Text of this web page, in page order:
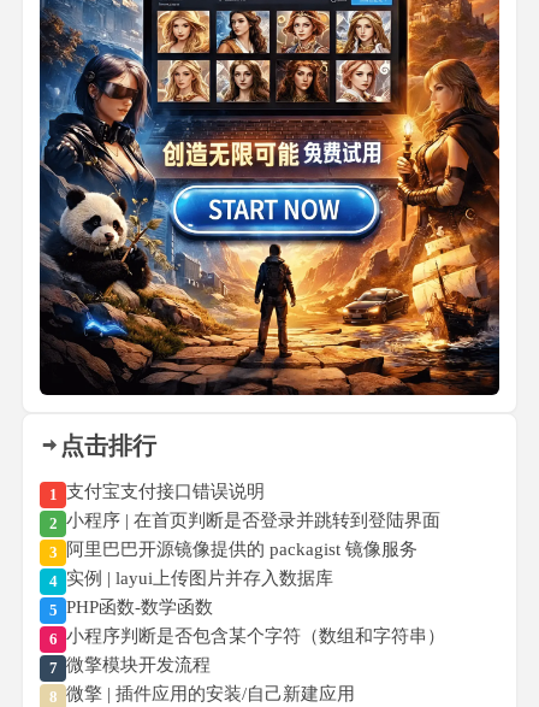
点击排行
1 支付宝支付接口错误说明
2 小程序 | 在首页判断是否登录并跳转到登陆界面
3 阿里巴巴开源镜像提供的 packagist 镜像服务
4 实例 | layui上传图片并存入数据库
5 PHP函数-数学函数
6 小程序判断是否包含某个字符（数组和字符串）
7 微擎模块开发流程
8 微擎 | 插件应用的安装/自己新建应用